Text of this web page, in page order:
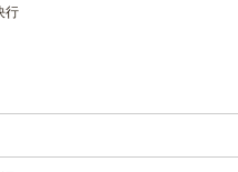
行